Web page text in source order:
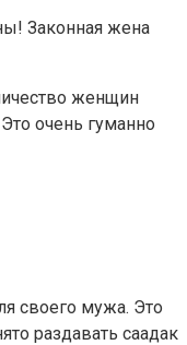
Законная жена
женщин
очень гуманно
своего мужа. Это
раздавать саадак